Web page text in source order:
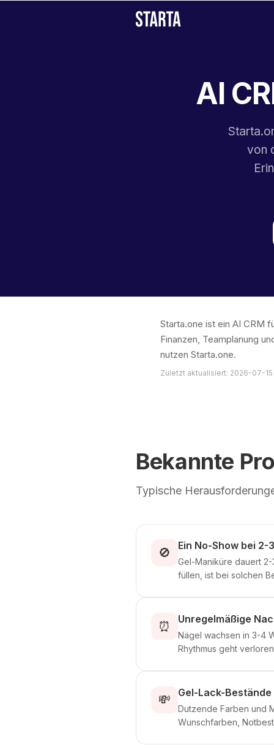
AI
von
Starta.one ist ein AI CRM
Finanzen, Teamplanung
nutzen Starta.one.
Zuletzt aktualisiert: 2026-07-15
Bekannte
Typische
🚫 Ein No-Show bei
Gel-Maniküre dauert
füllen, ist bei solchen
⏰ Unregelmäßige
Nägel wachsen in 3-4
Rhythmus geht
💸 Gel-Lack-
Dutzende Farben und
Wunschfarben,